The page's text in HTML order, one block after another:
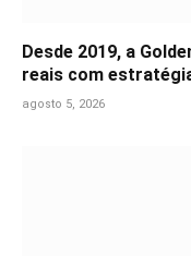
Desde 2019, a
reais com
agosto 5, 2026